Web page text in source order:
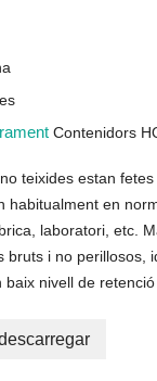
Contenidors
teixides estan
habitualment en
laboratori, etc.
bruts i no perillosos,
nivell de